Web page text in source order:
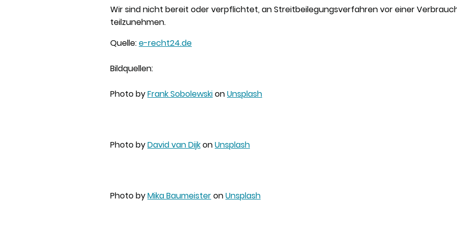
Wir sind nicht bereit oder verpflichtet, an Streitbeilegungsverfahren vor einer
teilzunehmen.
Quelle:e-recht24.de
Bildquellen:
Photo byFrank SobolewskionUnsplash
Photo byDavid van DijkonUnsplash
Photo byMika BaumeisteronUnsplash